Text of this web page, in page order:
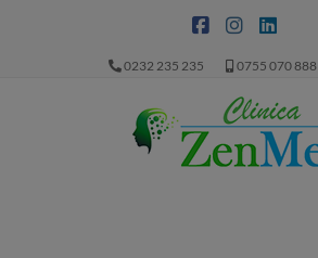
0232 235 235 0755 070 888